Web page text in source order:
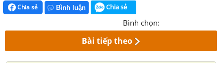
Chia sẻ Bình luận Chia sẻ
Bình chọn:
Bài tiếp theo